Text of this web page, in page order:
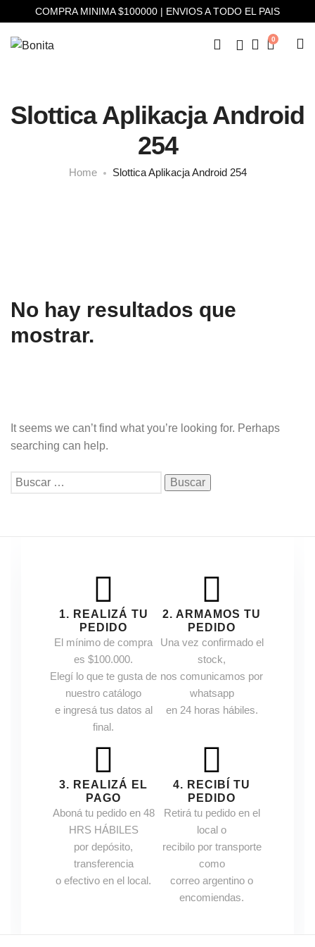
COMPRA MINIMA $100000 | ENVIOS A TODO EL PAIS
0
Slottica Aplikacja Android
254
Home Slottica Aplikacja Android 254
No hay resultados que
mostrar.
It seems we can’t find what you’re looking for. Perhaps
searching can help.
Buscar:
1. REALIZÁ TU
PEDIDO
El mínimo de compra
es $100.000.
Elegí lo que te gusta de
nuestro catálogo
e ingresá tus datos al
final.
2. ARMAMOS TU
PEDIDO
Una vez confirmado el
stock,
nos comunicamos por
whatsapp
en 24 horas hábiles.
3. REALIZÁ EL
PAGO
Aboná tu pedido en 48
HRS HÁBILES
por depósito,
transferencia
o efectivo en el local.
4. RECIBÍ TU
PEDIDO
Retirá tu pedido en el
local o
recibilo por transporte
como
correo argentino o
encomiendas.